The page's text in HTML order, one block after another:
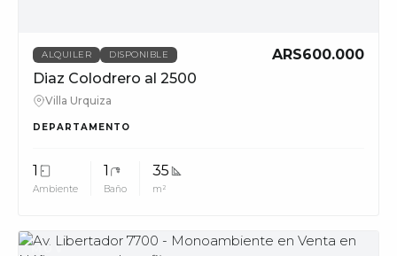
ALQUILER DISPONIBLE
ARS600.000
Diaz Colodrero al 2500
Villa Urquiza
DEPARTAMENTO
1
Ambiente
1
Baño
35
m²
MUV